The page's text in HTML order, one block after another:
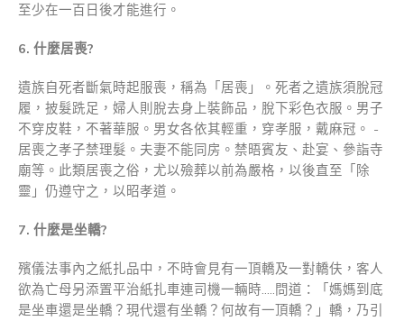
至少在一百日後才能進行。
6. 什麼居喪?
遺族自死者斷氣時起服喪，稱為「居喪」。死者之遺族須脫冠
履，披髮跣足，婦人則脫去身上裝飾品，脫下彩色衣服。男子
不穿皮鞋，不著華服。男女各依其輕重，穿孝服，戴麻冠。 -
居喪之孝子禁理髮。夫妻不能同房。禁晤賓友、赴宴、參詣寺
廟等。此類居喪之俗，尤以殮葬以前為嚴格，以後直至「除
靈」仍遵守之，以昭孝道。
7. 什麼是坐轎?
殯儀法事內之紙扎品中，不時會見有一頂轎及一對轎伕，客人
欲為亡母另添置平治紙扎車連司機一輛時…..問道：「媽媽到底
是坐車還是坐轎？現代還有坐轎？何故有一頂轎？」轎，乃引